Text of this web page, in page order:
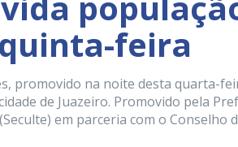
quinta-feira
promovido na noite desta quarta-
de Juazeiro. Promovido pela
em parceria com o Conselho